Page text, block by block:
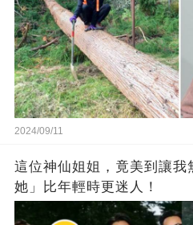
2024/09/11
這位神仙姐姐，竟美到讓我
她」比年輕時更迷人！